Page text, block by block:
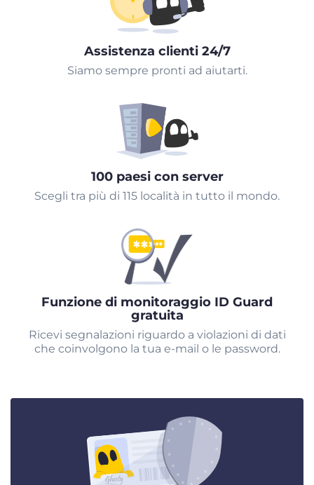
Assistenza clienti 24/7
Siamo sempre pronti ad aiutarti.
100 paesi con server
Scegli tra più di 115 località in tutto il mondo.
Funzione di monitoraggio ID Guard
gratuita
Ricevi segnalazioni riguardo a violazioni di dati
che coinvolgono la tua e-mail o le password.